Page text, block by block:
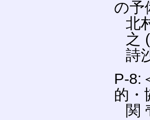
の予
北
之
詩
P-8:
的・
関